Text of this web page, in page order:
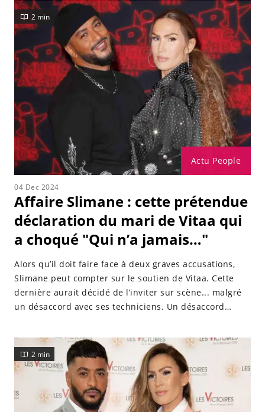
Actu People
2 min
04 Dec 2024
Affaire Slimane : cette prétendue
déclaration du mari de Vitaa qui
a choqué "Qui n’a jamais…"
Alors qu’il doit faire face à deux graves accusations,
Slimane peut compter sur le soutien de Vitaa. Cette
dernière aurait décidé de l’inviter sur scène... malgré
un désaccord avec ses techniciens. Un désaccord
2 min